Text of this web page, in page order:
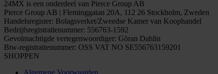
24MX is een onderdeel van Pierce Group AB
Pierce Group AB | Fleminggatan 20A, 112 26 Stockholm, Zweden
Handelsregister: Bolagsverket/Zweedse Kamer van Koophandel
Bedrijfsregistratienummer: 556763-1592
Gevolmachtigde vertegenwoordiger: Göran Dahlin
Btw-registratienummer: OSS VAT NO SE556763159201
SHOPPEN